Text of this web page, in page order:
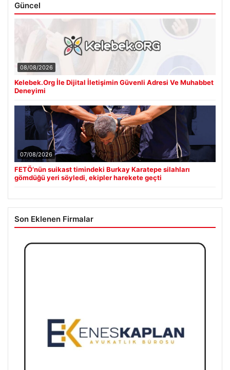
Güncel
08/08/2026
Kelebek.Org İle Dijital İletişimin Güvenli Adresi Ve Muhabbet
Deneyimi
07/08/2026
FETÖ’nün suikast timindeki Burkay Karatepe silahları
gömdüğü yeri söyledi, ekipler harekete geçti
Son Eklenen Firmalar